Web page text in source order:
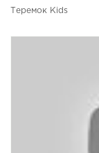
Теремок Kids